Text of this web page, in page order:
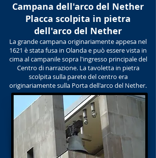
Campana dell'arco del Nether
Placca scolpita in pietra
dell'arco del Nether
La grande campana originariamente appesa nel
1621 è stata fusa in Olanda e può essere vista in
cima al campanile sopra l'ingresso principale del
Centro di narrazione. La tavoletta in pietra
scolpita sulla parete del centro era
originariamente sulla Porta dell'arco del Nether.